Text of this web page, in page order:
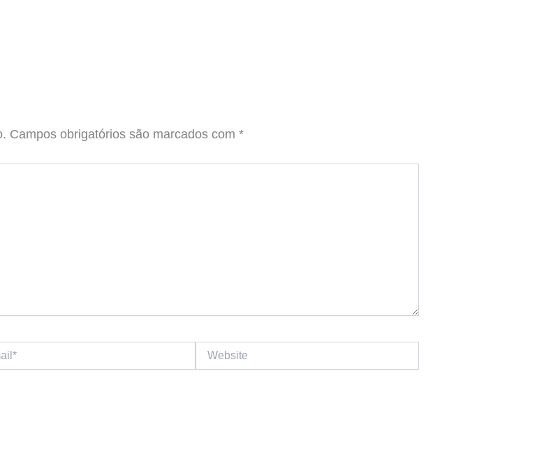
Campos obrigatórios são marcados com *